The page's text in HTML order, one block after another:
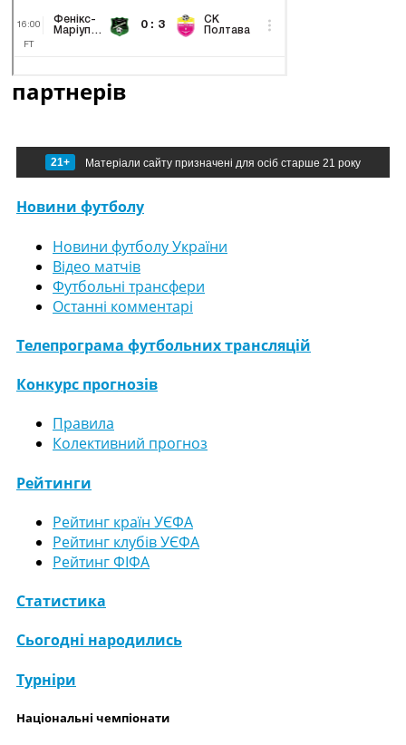
партнерів
21+ Матеріали сайту призначені для осіб старше 21 року
Новини футболу
Новини футболу України
Відео матчів
Футбольні трансфери
Останні комментарі
Телепрограма футбольних трансляцій
Конкурс прогнозів
Правила
Колективний прогноз
Рейтинги
Рейтинг країн УЄФА
Рейтинг клубів УЄФА
Рейтинг ФІФА
Статистика
Сьогодні народились
Турніри
Національні чемпіонати